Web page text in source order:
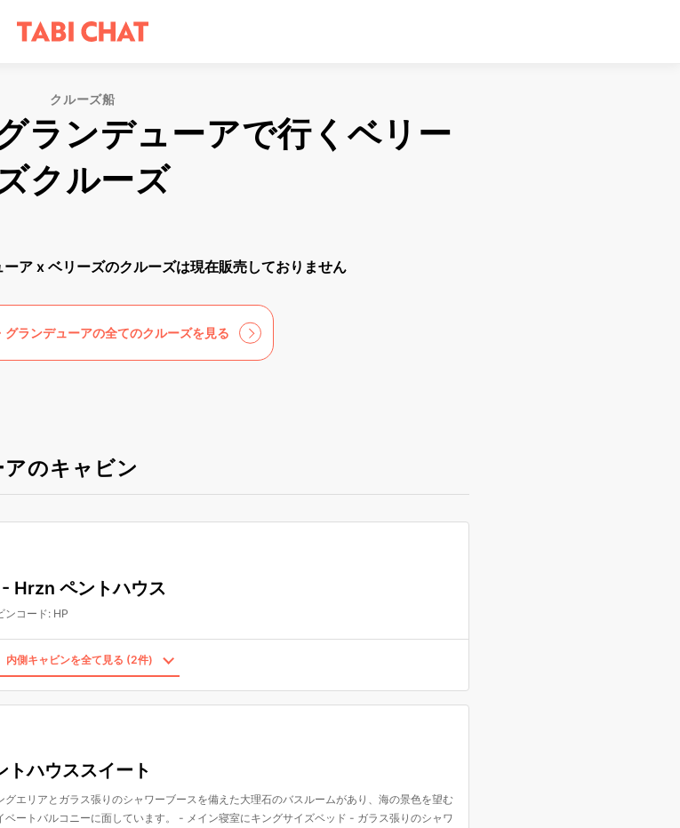
クルーズ船
ランデューアで行くベリー
クルーズ
ア x ベリーズのクルーズは現在販売しておりません
グランデューアの全てのクルーズを見る
のキャビン
Hrzn ペントハウス
ンコード: HP
内側キャビンを全て見る (2件)
トハウススイート
グエリアとガラス張りのシャワーブースを備えた大理石のバスルームがあり、海の景色を望む
ベートバルコニーに面しています。 - メイン寝室にキングサイズベッド - ガラス張りのシャワ